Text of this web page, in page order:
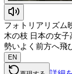
フォトリアリズム
木の枝 日本の女
勢いよく前方へ飛
EN